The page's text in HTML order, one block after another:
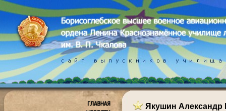
Якушин Александр